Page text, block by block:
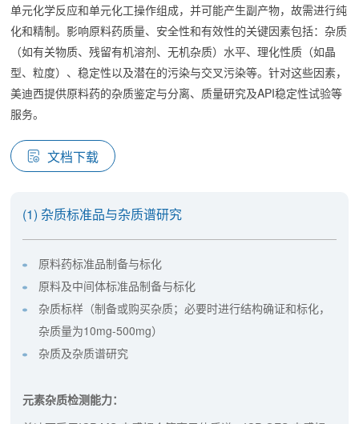
单元化学反应和单元化工操作组成，并可能产生副产物，故需进行纯
化和精制。影响原料药质量、安全性和有效性的关键因素包括：杂质
（如有关物质、残留有机溶剂、无机杂质）水平、理化性质（如晶
型、粒度）、稳定性以及潜在的污染与交叉污染等。针对这些因素，
美迪西提供原料药的杂质鉴定与分离、质量研究及API稳定性试验等
服务。
文档下载
(1) 杂质标准品与杂质谱研究
原料药标准品制备与标化
原料及中间体标准品制备与标化
杂质标样（制备或购买杂质；必要时进行结构确证和标化，
杂质量为10mg-500mg）
杂质及杂质谱研究
元素杂质检测能力：